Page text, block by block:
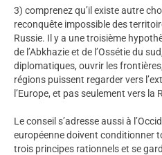
3) comprenez qu’il existe autre
reconquête impossible des
Russie. Il y a une troisième
de l’Abkhazie et de l’Ossétie du
diplomatiques, ouvrir les
régions puissent regarder vers
l’Europe, et pas seulement vers la
Le conseil s’adresse aussi à
européenne doivent conditionner
trois principes rationnels et se